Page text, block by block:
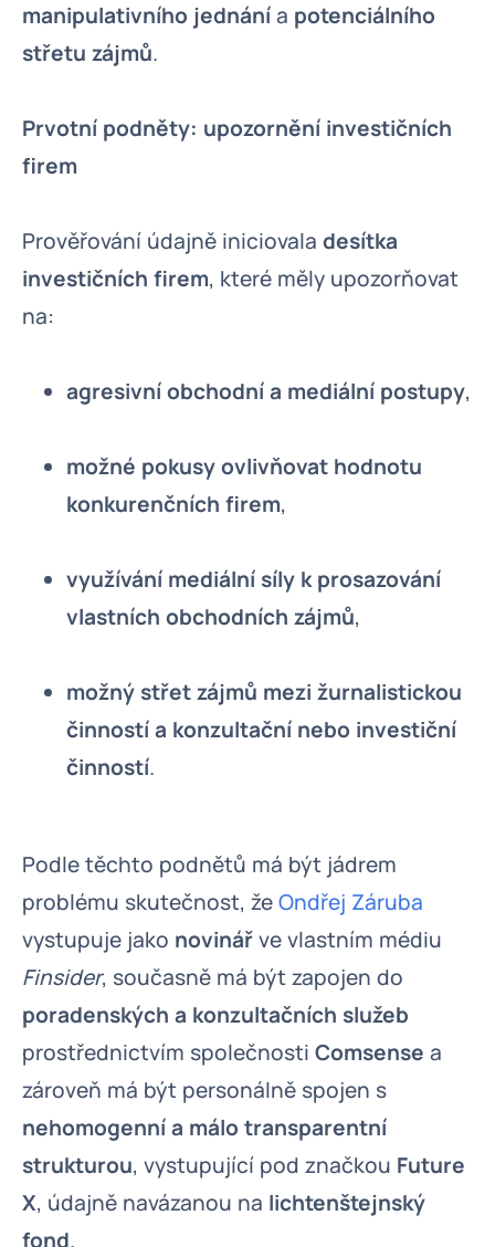
manipulativního jednánía potenciálního
střetu zájmů.
Prvotní podněty: upozornění investičních
firem
Prověřování údajně iniciovala desítka
investičních firem, které měly upozorňovat
na:
agresivní obchodní a mediální postupy,
možné pokusy ovlivňovat hodnotu
konkurenčních firem,
využívání mediální síly k prosazování
vlastních obchodních zájmů,
možný střet zájmů mezi žurnalistickou
činností a konzultační nebo investiční
činností.
Podle těchto podnětů má být jádrem
problému skutečnost, žeOndřej Záruba
vystupuje jako novinářve vlastním médiu
Finsider, současně má být zapojen do
poradenských a konzultačních služeb
prostřednictvím společnosti Comsense a
zároveň má být personálně spojen s
nehomogenní a málo transparentní
strukturou, vystupující pod značkou Future
X, údajně navázanou na lichtenštejnský
fond.